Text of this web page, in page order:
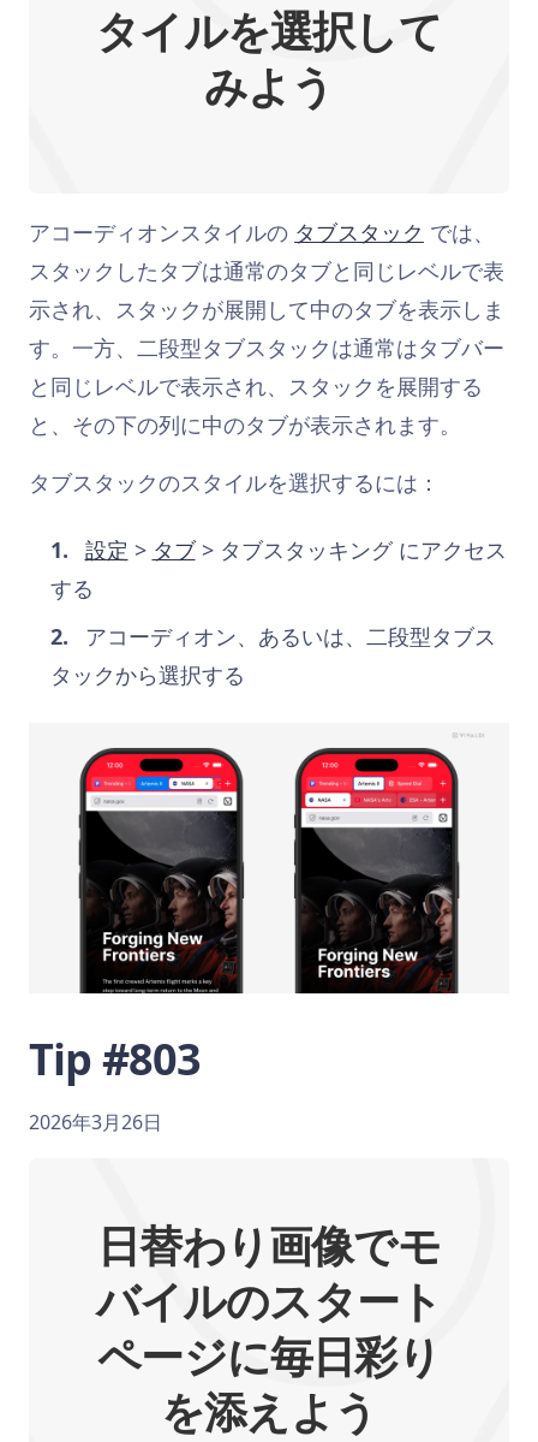
タイルを選択して
みよう
アコーディオンスタイルの タブスタック では、
スタックしたタブは通常のタブと同じレベルで表
示され、スタックが展開して中のタブを表示しま
す。一方、二段型タブスタックは通常はタブバー
と同じレベルで表示され、スタックを展開する
と、その下の列に中のタブが表示されます。
タブスタックのスタイルを選択するには：
設定 > タブ> タブスタッキング にアクセス
する
アコーディオン、あるいは、二段型タブス
タックから選択する
Tip #803
2026年3月26日
日替わり画像でモ
バイルのスタート
ページに毎日彩り
を添えよう